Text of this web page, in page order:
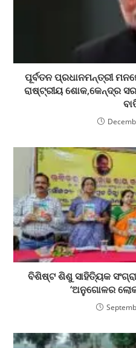
ପୂର୍ବତନ ପ୍ରଧାନମନ୍ତ୍ରୀ
ରାଷ୍ଟ୍ରୀୟ ଶୋକ,କେନ୍ଦ୍ର
ବିଶିଷ୍ଟ ଶିଶୁ ସାହିତ୍ୟିକ
‘ଅନୁଗୋଳର